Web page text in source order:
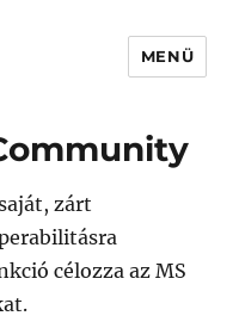
MENÜ
zárt
célozza az MS